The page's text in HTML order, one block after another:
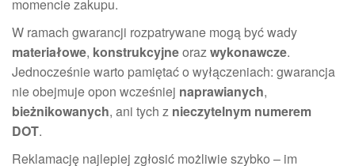
momencie zakupu.
W ramach gwarancji rozpatrywane mogą być wady
materiałowe, konstrukcyjneorazwykonawcze.
Jednocześnie warto pamiętać o wyłączeniach: gwarancja
nie obejmuje opon wcześniej naprawianych,
bieżnikowanych, ani tych z nieczytelnym numerem
DOT.
Reklamację najlepiej zgłosić możliwie szybko – im